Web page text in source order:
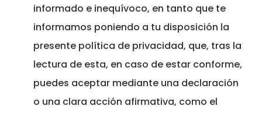
informado e inequívoco, en tanto que te
informamos poniendo a tu disposición la
presente política de privacidad, que, tras la
lectura de esta, en caso de estar conforme,
puedes aceptar mediante una declaración
o una clara acción afirmativa, como el